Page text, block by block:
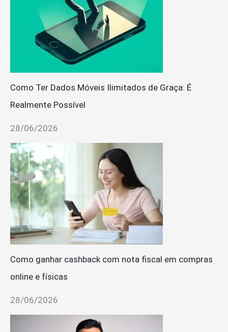
Como Ter Dados Móveis Ilimitados de Graça: É
Realmente Possível
28/06/2026
Como ganhar cashback com nota fiscal em compras
online e físicas
28/06/2026